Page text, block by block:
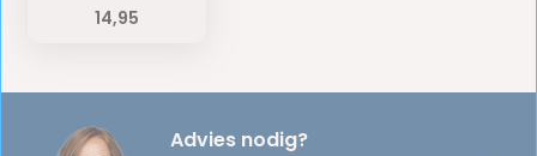
14,95
Advies nodig?